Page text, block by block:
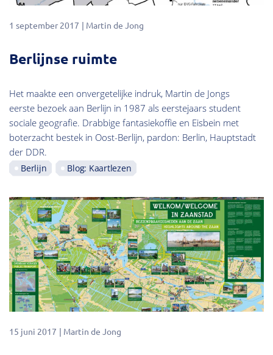
1 september 2017 Martin de Jong
Berlijnse ruimte
Het maakte een onvergetelijke indruk, Martin de Jongs
eerste bezoek aan Berlijn in 1987 als eerstejaars student
sociale geografie. Drabbige fantasiekoffie en Eisbein met
boterzacht bestek in Oost-Berlijn, pardon: Berlin, Hauptstadt
der DDR.
Berlijn Blog: Kaartlezen
15 juni 2017 Martin de Jong